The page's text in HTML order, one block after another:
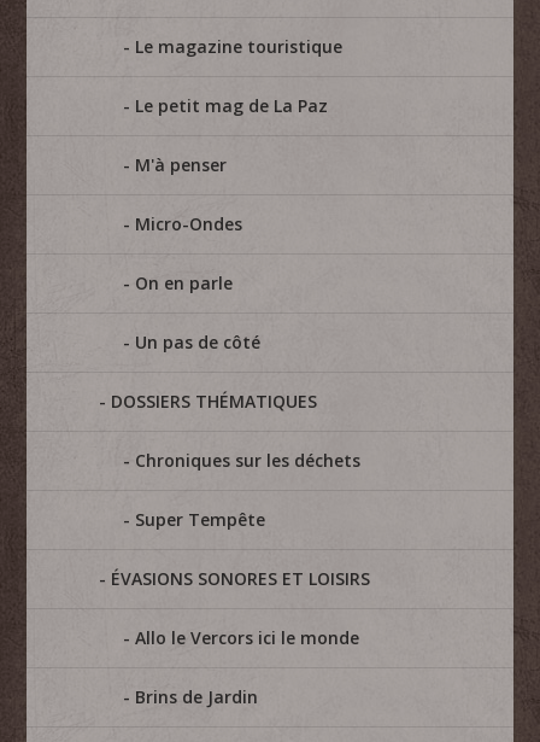
Le magazine touristique
Le petit mag de La Paz
M'à penser
Micro-Ondes
On en parle
Un pas de côté
DOSSIERS THÉMATIQUES
Chroniques sur les déchets
Super Tempête
ÉVASIONS SONORES ET LOISIRS
Allo le Vercors ici le monde
Brins de Jardin